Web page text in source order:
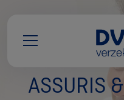
ASSURIS